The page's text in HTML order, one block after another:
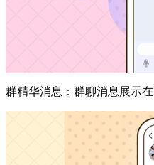
群精华消息：群聊消息展示